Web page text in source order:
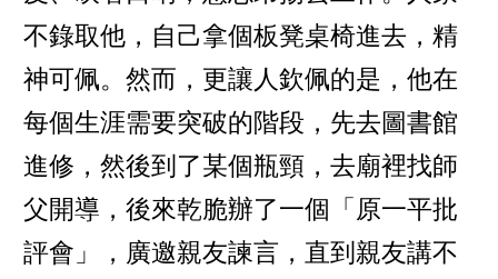
不錄取他，自己拿個板凳桌椅進去，精
神可佩。然而，更讓人欽佩的是，他在
每個生涯需要突破的階段，先去圖書館
進修，然後到了某個瓶頸，去廟裡找師
父開導，後來乾脆辦了一個「原一平批
評會」，廣邀親友諫言，直到親友講不